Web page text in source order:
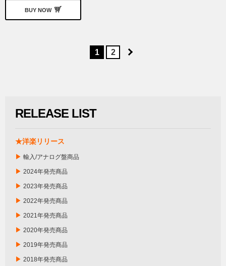
BUY NOW
1 2
RELEASE LIST
★洋楽リリース
▶ 輸入/アナログ盤商品
▶ 2024年発売商品
▶ 2023年発売商品
▶ 2022年発売商品
▶ 2021年発売商品
▶ 2020年発売商品
▶ 2019年発売商品
▶ 2018年発売商品